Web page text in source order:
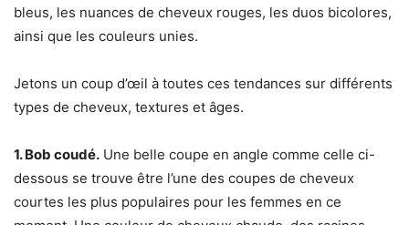
bleus, les nuances de cheveux rouges, les duos bicolores,
ainsi que les couleurs unies.
Jetons un coup d’œil à toutes ces tendances sur différents
types de cheveux, textures et âges.
1. Bob coudé. Une belle coupe en angle comme celle ci-
dessous se trouve être l’une des coupes de cheveux
courtes les plus populaires pour les femmes en ce